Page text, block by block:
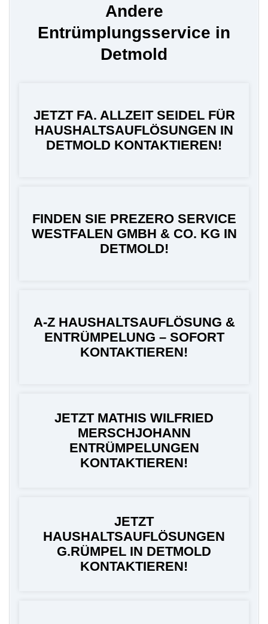
Andere
Entrümplungsservice in
Detmold
JETZT FA. ALLZEIT SEIDEL FÜR
HAUSHALTSAUFLÖSUNGEN IN
DETMOLD KONTAKTIEREN!
FINDEN SIE PREZERO SERVICE
WESTFALEN GMBH & CO. KG IN
DETMOLD!
A-Z HAUSHALTSAUFLÖSUNG &
ENTRÜMPELUNG – SOFORT
KONTAKTIEREN!
JETZT MATHIS WILFRIED
MERSCHJOHANN
ENTRÜMPELUNGEN
KONTAKTIEREN!
JETZT
HAUSHALTSAUFLÖSUNGEN
G.RÜMPEL IN DETMOLD
KONTAKTIEREN!